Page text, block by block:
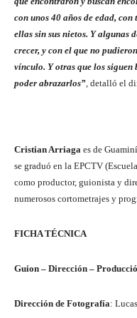
con unos 40 años de edad,
ellas sin sus nietos. Y algunas
crecer, y con el que no
vínculo. Y otras que los siguen
poder abrazarlos”, detalló el
Cristian Arriaga es de
se graduó en la EPCTV
como productor, guionista y
numerosos cortometrajes y
FICHA TÉCNICA
Guion – Dirección –
Dirección de Fotografía: